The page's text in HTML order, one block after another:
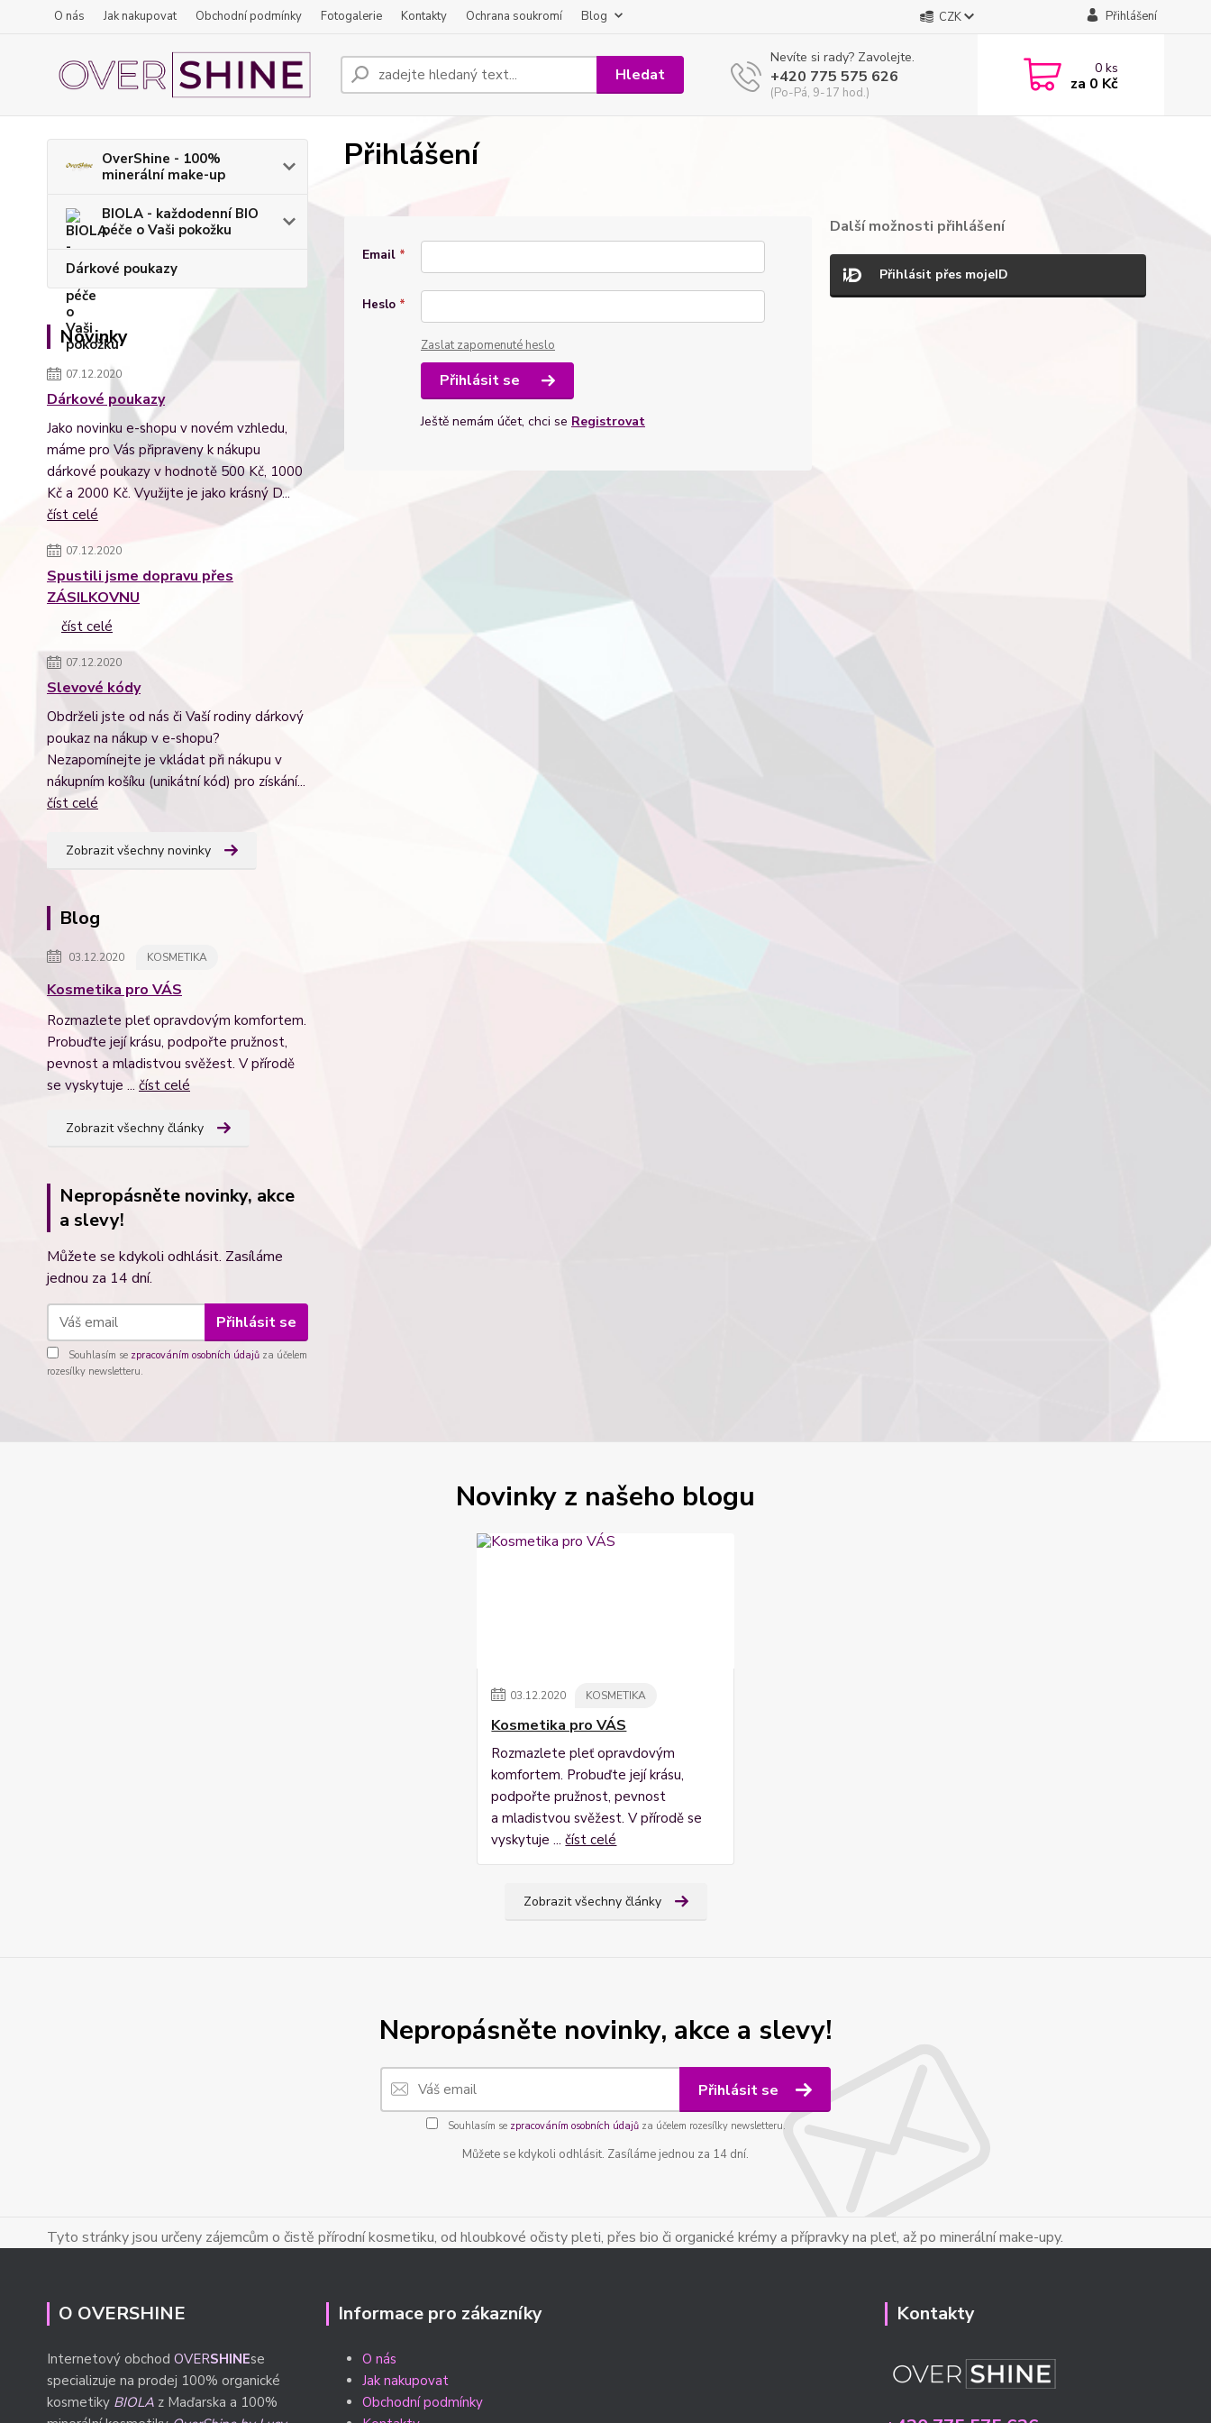
O nás Jak nakupovat Obchodní podmínky Fotogalerie Kontakty Ochrana soukromí Blog CZK Přihlášení
Hledat
Nevíte si rady? Zavolejte.
+420 775 575 626
(Po-Pá, 9-17 hod.)
0ks
za 0 Kč
OverShine - 100%
minerální make-up
BIOLA - každodenní BIO
péče o Vaši pokožku
Dárkové poukazy
Novinky
07.12.2020
Dárkové poukazy
Jako novinku e-shopu v novém vzhledu,
máme pro Vás připraveny k nákupu
dárkové poukazy v hodnotě 500 Kč, 1000
Kč a 2000 Kč. Využijte je jako krásný D...
číst celé
07.12.2020
Spustili jsme dopravu přes
ZÁSILKOVNU
číst celé
07.12.2020
Slevové kódy
Obdrželi jste od nás či Vaší rodiny dárkový
poukaz na nákup v e-shopu?
Nezapomínejte je vkládat při nákupu v
nákupním košíku (unikátní kód) pro získání...
číst celé
Zobrazit všechny novinky
Blog
03.12.2020 KOSMETIKA
Kosmetika pro VÁS
Rozmazlete pleť opravdovým komfortem.
Probuďte její krásu, podpořte pružnost,
pevnost a mladistvou svěžest. V přírodě
se vyskytuje ... číst celé
Zobrazit všechny články
Nepropásněte novinky, akce
a slevy!
Můžete se kdykoli odhlásit. Zasíláme
jednou za 14 dní.
Přihlásit se
Souhlasím se zpracováním osobních údajů za účelem
rozesílky newsletteru.
Přihlášení
Email *
Heslo *
Zaslat zapomenuté heslo
Přihlásit se
Ještě nemám účet, chci se Registrovat
Další možnosti přihlášení
Přihlásit přes mojeID
Novinky z našeho blogu
03.12.2020 KOSMETIKA
Kosmetika pro VÁS
Rozmazlete pleť opravdovým
komfortem. Probuďte její krásu,
podpořte pružnost, pevnost
a mladistvou svěžest. V přírodě se
vyskytuje ...číst celé
Zobrazit všechny články
Nepropásněte novinky, akce a slevy!
Přihlásit se
Souhlasím se zpracováním osobních údajůza účelem rozesílky newsletteru.
Můžete se kdykoli odhlásit. Zasíláme jednou za 14 dní.
Tyto stránky jsou určeny zájemcům o čistě přírodní kosmetiku, od hloubkové očisty pleti, přes bio či organické krémy a přípravky na pleť, až po minerální make-upy.
O OVERSHINE
Internetový obchod OVERSHINEse
specializuje na prodej 100% organické
kosmetiky BIOLA z Maďarska a 100%
Informace pro zákazníky
O nás
Jak nakupovat
Obchodní podmínky
Kontakty